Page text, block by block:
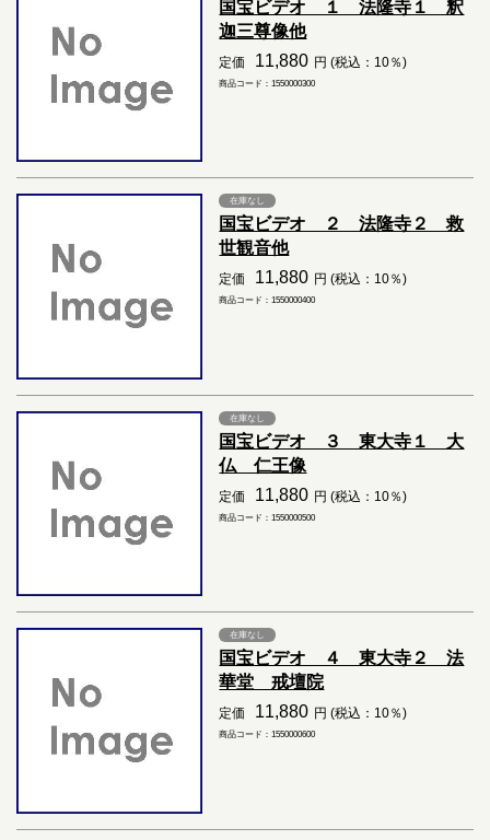
国宝ビデオ １ 法隆寺１ 釈
迦三尊像他
定価 11,880 円 (税込：10％)
商品コード：1550000300
在庫なし
国宝ビデオ ２ 法隆寺２ 救
世観音他
定価 11,880 円 (税込：10％)
商品コード：1550000400
在庫なし
国宝ビデオ ３ 東大寺１ 大
仏 仁王像
定価 11,880 円 (税込：10％)
商品コード：1550000500
在庫なし
国宝ビデオ ４ 東大寺２ 法
華堂 戒壇院
定価 11,880 円 (税込：10％)
商品コード：1550000600